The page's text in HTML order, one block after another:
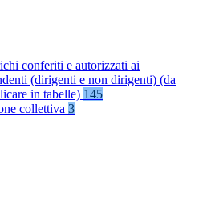
conferiti e autorizzati ai
(dirigenti e non dirigenti) (da
in tabelle) 145
collettiva 3